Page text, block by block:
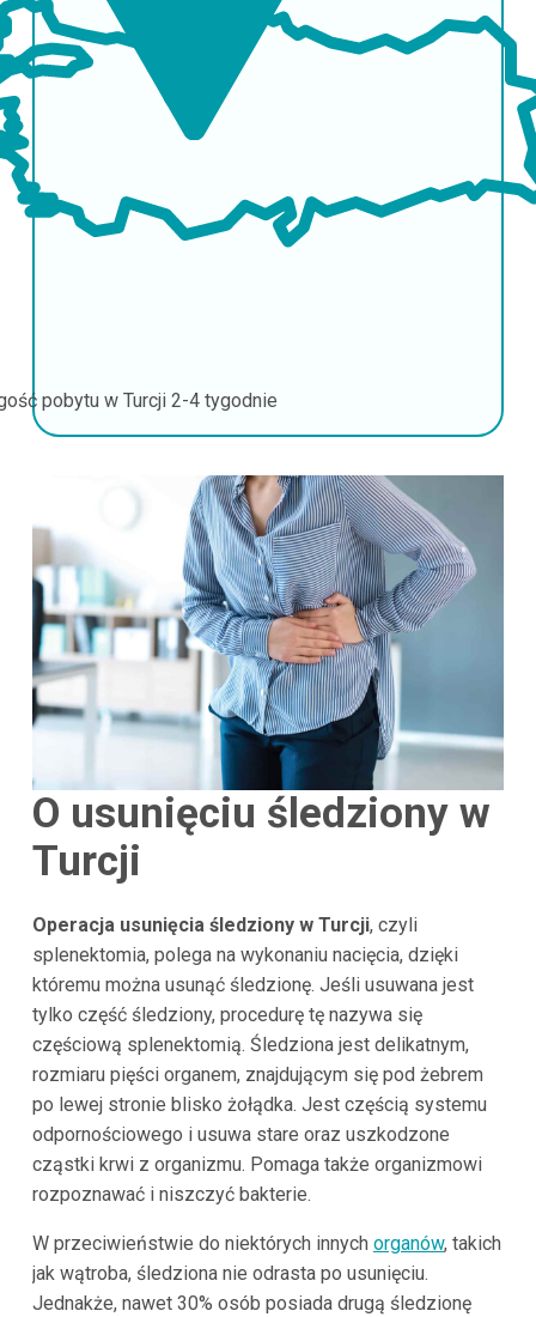
pobytu w Turcji 2-4 tygodnie
O usunięciu śledziony w
Turcji
Operacja usunięcia śledziony w Turcji, czyli
splenektomia, polega na wykonaniu nacięcia, dzięki
któremu można usunąć śledzionę. Jeśli usuwana jest
tylko część śledziony, procedurę tę nazywa się
częściową splenektomią. Śledziona jest delikatnym,
rozmiaru pięści organem, znajdującym się pod żebrem
po lewej stronie blisko żołądka. Jest częścią systemu
odpornościowego i usuwa stare oraz uszkodzone
cząstki krwi z organizmu. Pomaga także organizmowi
rozpoznawać i niszczyć bakterie.
W przeciwieństwie do niektórych innych organów, takich
jak wątroba, śledziona nie odrasta po usunięciu.
Jednakże, nawet 30% osób posiada drugą śledzionę